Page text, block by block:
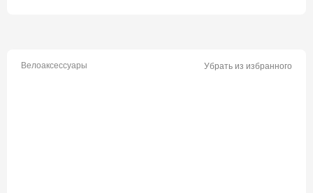
Велоаксессуары Убрать из избранного